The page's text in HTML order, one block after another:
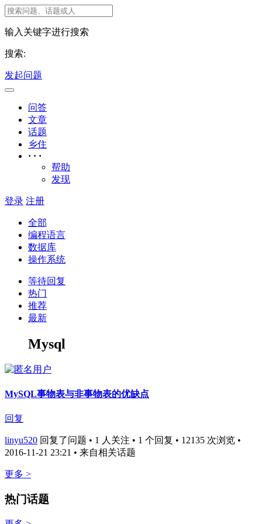
输入关键字进行搜索
搜索:
发起问题
问答
文章
话题
乡住
· · ·
帮助
发现
登录 注册
全部
编程语言
数据库
操作系统
等待回复
热门
推荐
最新
Mysql
MySQL事物表与非事物表的优缺点
回复
linyu520 回复了问题 • 1 人关注 • 1 个回复 • 12135 次浏览 •
2016-11-21 23:21 • 来自相关话题
更多 >
热门话题